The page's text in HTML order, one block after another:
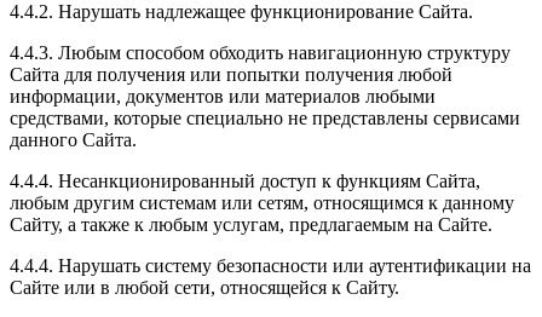
4.4.2. Нарушать надлежащее функционирование Сайта.
4.4.3. Любым способом обходить навигационную структуру
Сайта для получения или попытки получения любой
информации, документов или материалов любыми
средствами, которые специально не представлены сервисами
данного Сайта.
4.4.4. Несанкционированный доступ к функциям Сайта,
любым другим системам или сетям, относящимся к данному
Сайту, а также к любым услугам, предлагаемым на Сайте.
4.4.4. Нарушать систему безопасности или аутентификации на
Сайте или в любой сети, относящейся к Сайту.